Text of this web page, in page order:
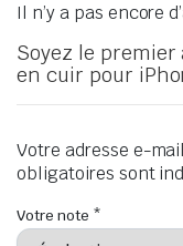
Il n’y a pas encore
Soyez le premier
en cuir pour
Votre adresse e-
obligatoires sont
Votre note *